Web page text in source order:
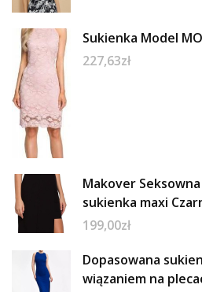
Sukienka Model
227,63zł
Makover
sukienka maxi
199,00zł
Dopasowana
wiązaniem na